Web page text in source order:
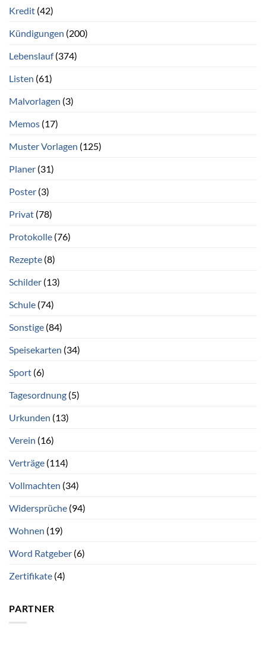
Kredit (42)
Kündigungen (200)
Lebenslauf(374)
Listen (61)
Malvorlagen (3)
Memos (17)
Muster Vorlagen (125)
Planer (31)
Poster (3)
Privat (78)
Protokolle (76)
Rezepte (8)
Schilder (13)
Schule (74)
Sonstige (84)
Speisekarten (34)
Sport (6)
Tagesordnung (5)
Urkunden (13)
Verein (16)
Verträge (114)
Vollmachten (34)
Widersprüche (94)
Wohnen (19)
Word Ratgeber (6)
Zertifikate (4)
PARTNER